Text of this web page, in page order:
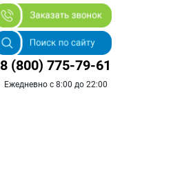
8 (800) 775-79-61
Ежедневно с 8:00 до 22:00